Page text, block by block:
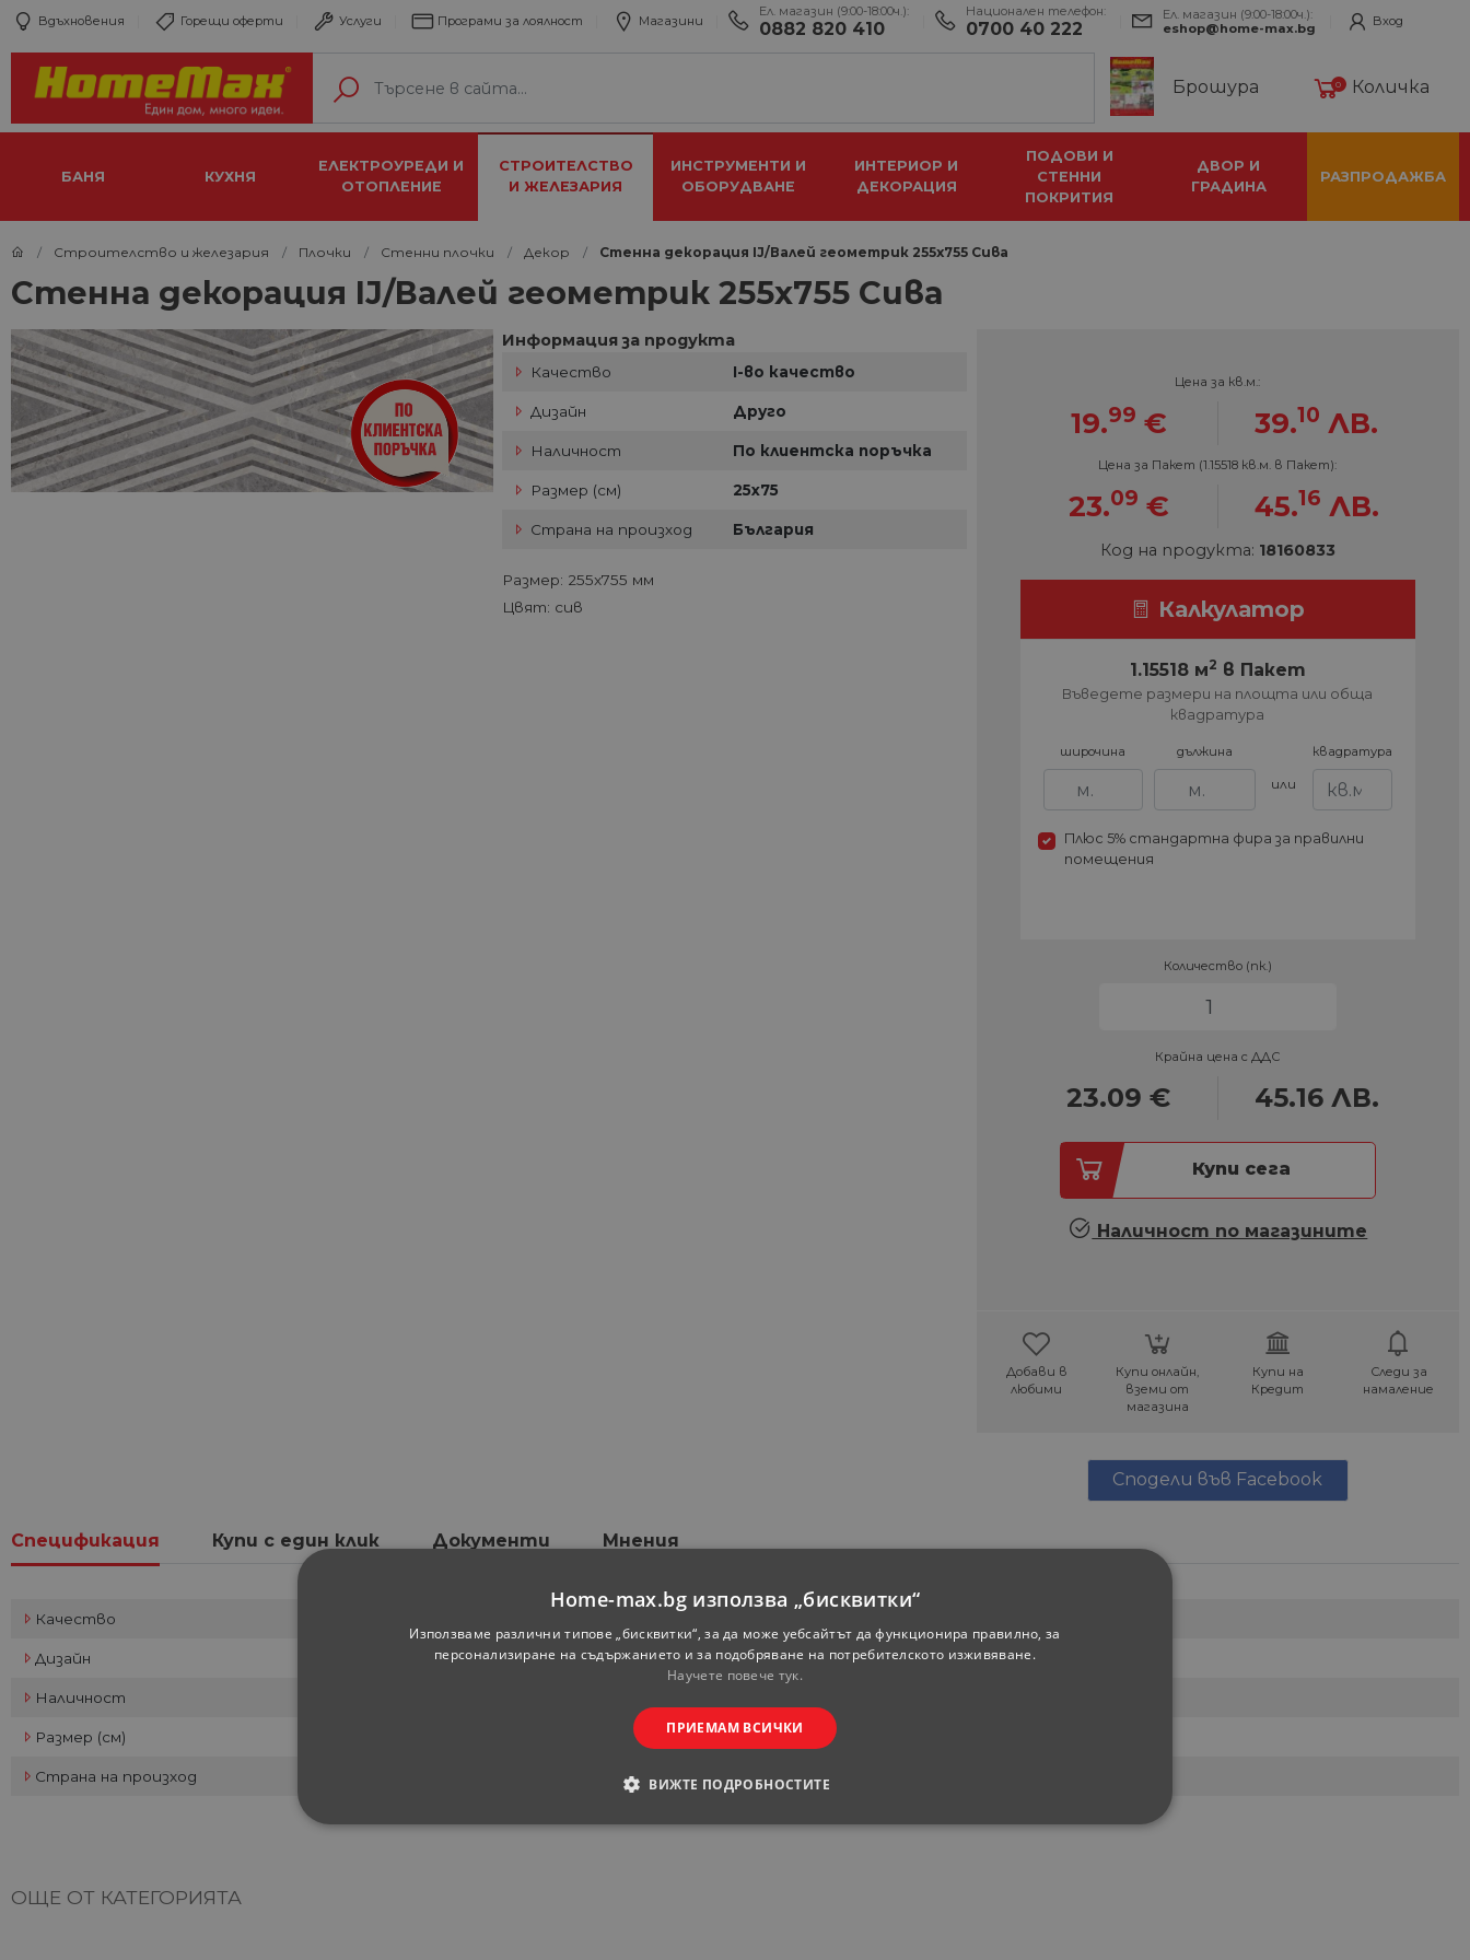
Вдъхновения Горещи оферти Услуги Програми за лоялност Магазини
Ел. магазин (9:00-18:00ч.):
0882 820 410
Национален телефон:
0700 40 222
Ел. магазин (9:00-18:00ч.):
eshop@home-max.bg
Вход
Брошура 0 Количка
БАНЯ КУХНЯ
ЕЛЕКТРОУРЕДИ И
ОТОПЛЕНИЕ
СТРОИТЕЛСТВО
И ЖЕЛЕЗАРИЯ
ИНСТРУМЕНТИ И
ОБОРУДВАНЕ
ИНТЕРИОР И
ДЕКОРАЦИЯ
ПОДОВИ И
СТЕННИ
ПОКРИТИЯ
ДВОР И
ГРАДИНА
РАЗПРОДАЖБА
Строителство и железария Плочки Стенни плочки Декор Стенна декорация IJ/Валей геометрик 255x755 Сива
Стенна декорация IJ/Валей геометрик 255x755 Сива
Информация за продукта
Качество I-во качество
Дизайн Друго
Наличност По клиентска поръчка
Размер (см) 25x75
Страна на произход България
Размер: 255x755 мм
Цвят: сив
Цена за кв.м.:
19.99 € 39.10 ЛВ.
Цена за Пакет (1.15518 кв.м. в Пакет):
23.09 € 45.16 ЛВ.
Код на продукта: 18160833
Калкулатор
1.15518 м2 в Пакет
Въведете размери на площта или обща
квадратура
широчина дължина
или
квадратура
Плюс 5% стандартна фира за правилни
помещения
Количество (пк.)
Крайна цена с ДДС
23.09 € 45.16 ЛВ.
Купи сега
Наличност по магазините
Добави в
любими
Купи онлайн,
вземи от
магазина
Купи на
Кредит
Следи за
намаление
Сподели във Facebook
Спецификация Купи с един клик Документи Мнения
Качество
Дизайн Друго
Наличност
Размер (см) 25x75
Страна на произход България
ОЩЕ ОТ КАТЕГОРИЯТА
Home-max.bg използва „бисквитки“
Използваме различни типове „бисквитки“, за да може уебсайтът да функционира правилно, за
персонализиране на съдържанието и за подобряване на потребителското изживяване.
Научете повече тук.
ПРИЕМАМ ВСИЧКИ
ВИЖТЕ ПОДРОБНОСТИТЕ
СТРОГО НЕОБХОДИМИ СТАТИСТИЧЕСКИ МАРКЕТИНГOВИ ФУНКЦИОНАЛНИ